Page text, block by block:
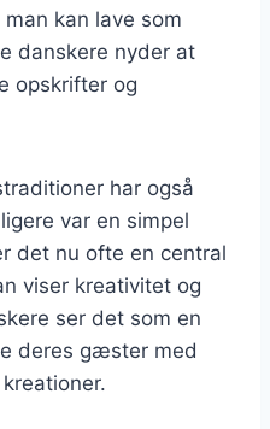
kan lave som
danskere nyder at
opskrifter og
har også
var en simpel
det nu ofte en central
viser kreativitet og
ser det som en
deres gæster med